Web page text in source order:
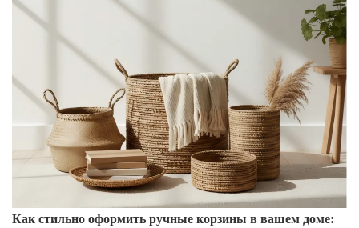
Как стильно оформить ручные корзины в вашем доме: